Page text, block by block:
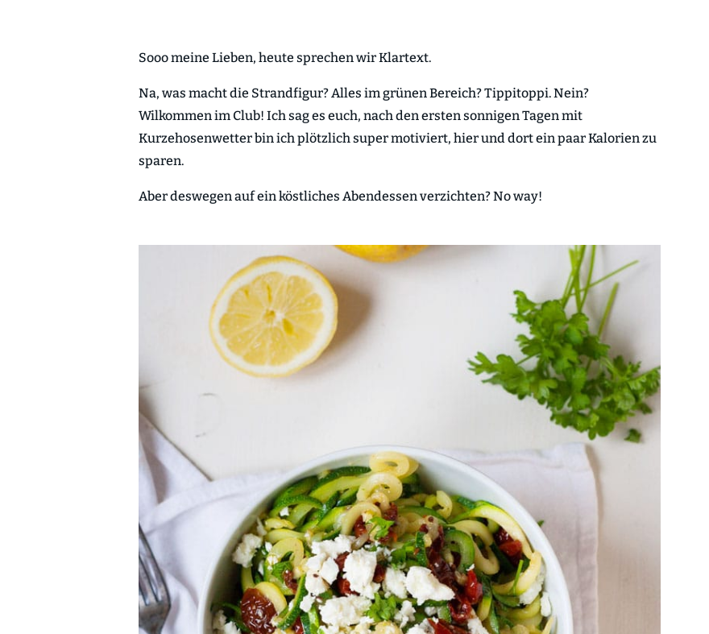
Sooo meine Lieben, heute sprechen wir Klartext.
Na, was macht die Strandfigur? Alles im grünen Bereich? Tippitoppi. Nein?
Wilkommen im Club! Ich sag es euch, nach den ersten sonnigen Tagen mit
Kurzehosenwetter bin ich plötzlich super motiviert, hier und dort ein paar Kalorien zu
sparen.
Aber deswegen auf ein köstliches Abendessen verzichten? No way!